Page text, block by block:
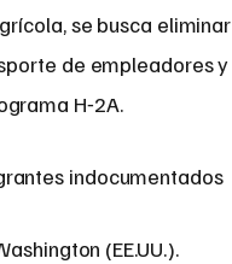
se busca eliminar
de empleadores y
H‑2A.
(EE.UU.).